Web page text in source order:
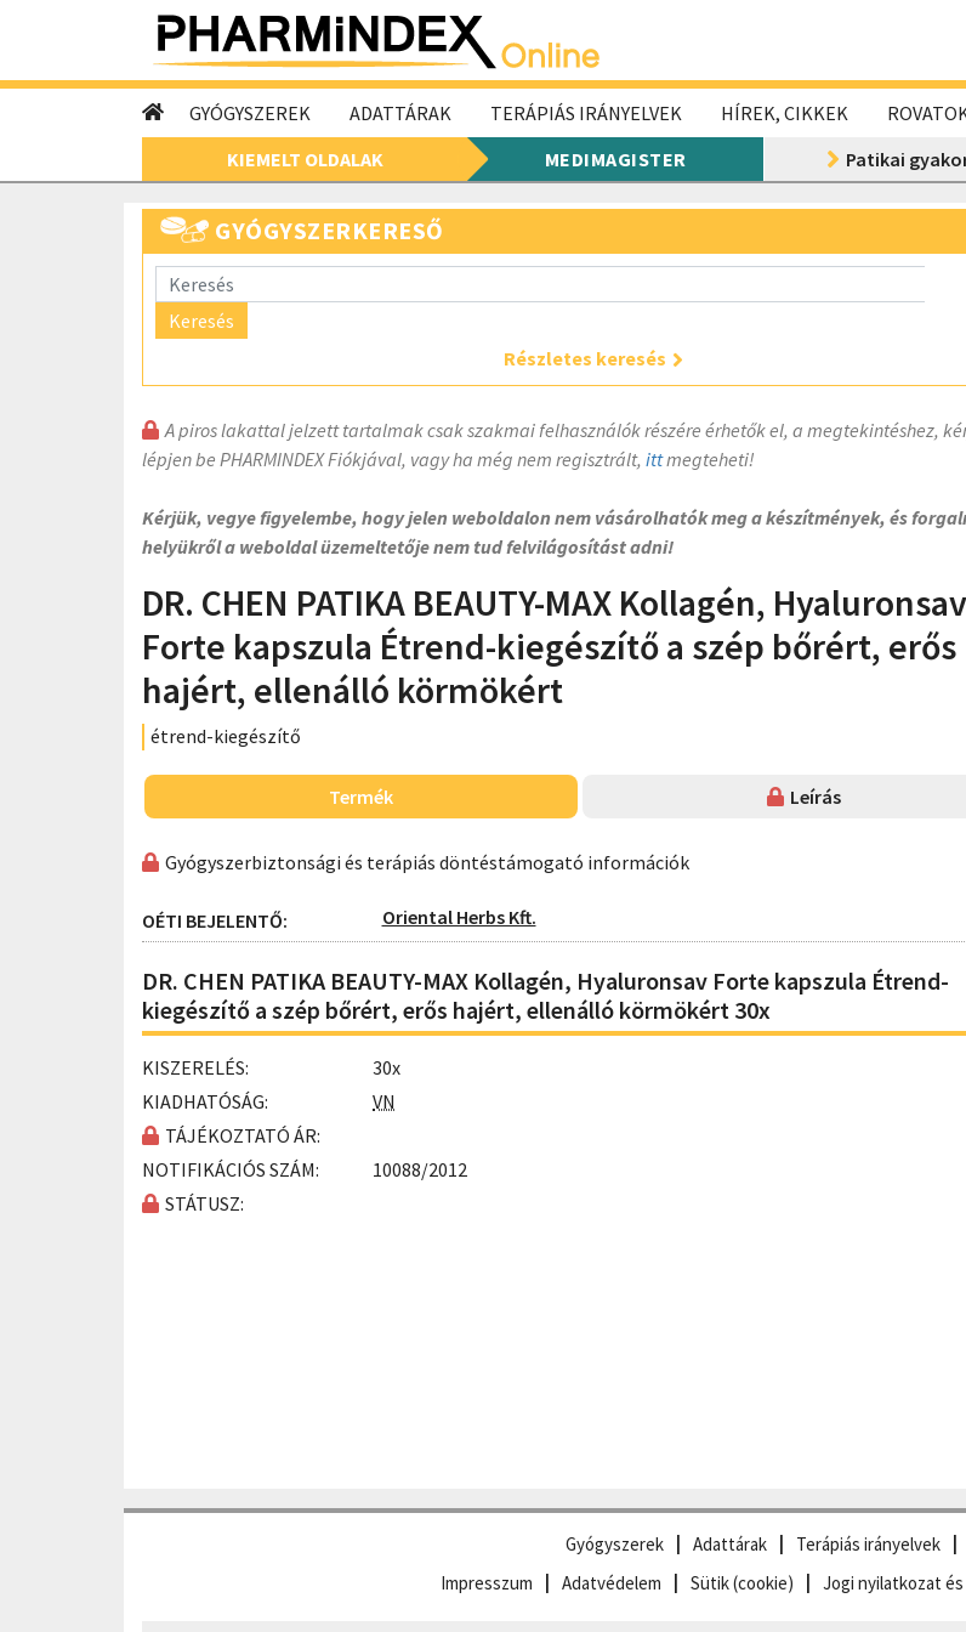
GYÓGYSZEREK ADATTÁRAK TERÁPIÁS IRÁNYELVEK HÍREK, CIKKEK
KIEMELT OLDALAK
MEDIMAGISTER Patikai
GYÓGYSZERKERESŐ
Keresés
Részletes keresés
A piros lakattal jelzett tartalmak csak szakmai felhasználók részére érhetők el, a megtekintéshez,
lépjen be PHARMINDEX Fiókjával, vagy ha még nem regisztrált, ittmegteheti!
Kérjük, vegye figyelembe, hogy jelen weboldalon nem vásárolhatók meg a készítmények, és
helyükről a weboldal üzemeltetője nem tud felvilágosítást adni!
DR. CHEN PATIKA BEAUTY-MAX Kollagén, Hyaluronsav
Forte kapszula Étrend-kiegészítő a szép bőrért, erős
hajért, ellenálló körmökért
étrend-kiegészítő
Termék Leírás
Gyógyszerbiztonsági és terápiás döntéstámogató információk
OÉTI BEJELENTŐ: Oriental Herbs Kft.
DR. CHEN PATIKA BEAUTY-MAX Kollagén, Hyaluronsav Forte kapszula Étrend-
kiegészítő a szép bőrért, erős hajért, ellenálló körmökért 30x
KISZERELÉS:
30x
KIADHATÓSÁG:
VN
TÁJÉKOZTATÓ ÁR:
NOTIFIKÁCIÓS SZÁM:
10088/2012
STÁTUSZ:
Gyógyszerek Adattárak Terápiás irányelvek
Impresszum
Adatvédelem Sütik (cookie) Jogi nyilatkozat